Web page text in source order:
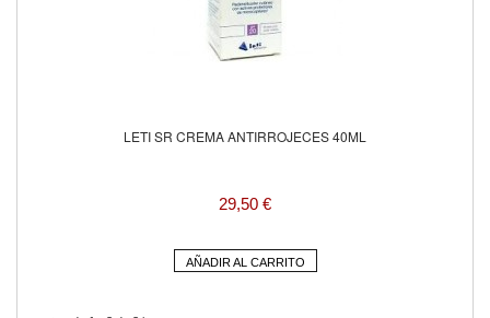
LETI SR CREMA ANTIRROJECES 40ML
29,50 €
AÑADIR AL CARRITO